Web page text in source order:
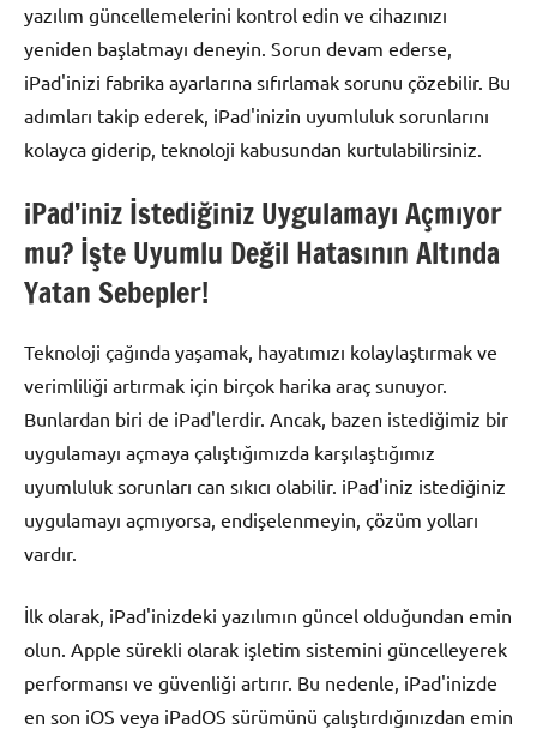
yazılım güncellemelerini kontrol edin ve cihazınızı
yeniden başlatmayı deneyin. Sorun devam ederse,
iPad'inizi fabrika ayarlarına sıfırlamak sorunu çözebilir. Bu
adımları takip ederek, iPad'inizin uyumluluk sorunlarını
kolayca giderip, teknoloji kabusundan kurtulabilirsiniz.
iPad’iniz İstediğiniz Uygulamayı Açmıyor
mu? İşte Uyumlu Değil Hatasının Altında
Yatan Sebepler!
Teknoloji çağında yaşamak, hayatımızı kolaylaştırmak ve
verimliliği artırmak için birçok harika araç sunuyor.
Bunlardan biri de iPad'lerdir. Ancak, bazen istediğimiz bir
uygulamayı açmaya çalıştığımızda karşılaştığımız
uyumluluk sorunları can sıkıcı olabilir. iPad'iniz istediğiniz
uygulamayı açmıyorsa, endişelenmeyin, çözüm yolları
vardır.
İlk olarak, iPad'inizdeki yazılımın güncel olduğundan emin
olun. Apple sürekli olarak işletim sistemini güncelleyerek
performansı ve güvenliği artırır. Bu nedenle, iPad'inizde
en son iOS veya iPadOS sürümünü çalıştırdığınızdan emin